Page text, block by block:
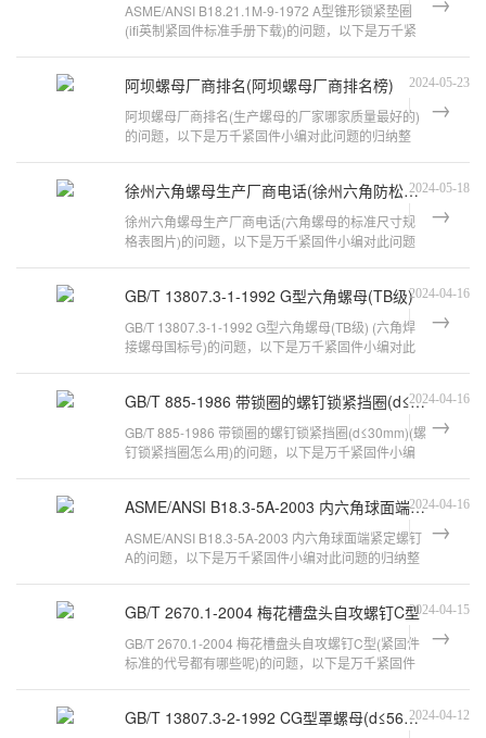
ASME/ANSI B18.21.1M-9-1972 A型锥形锁紧垫圈
(ifi英制紧固件标准手册下载)的问题，以下是万千紧
阿坝螺母厂商排名(阿坝螺母厂商排名榜) 2024-05-23
阿坝螺母厂商排名(生产螺母的厂家哪家质量最好的)
的问题，以下是万千紧固件小编对此问题的归纳整
徐州六角螺母生产厂商电话(徐州六角防松螺母批发价格)
2024-05-18
徐州六角螺母生产厂商电话(六角螺母的标准尺寸规
格表图片)的问题，以下是万千紧固件小编对此问题
GB/T 13807.3-1-1992 G型六角螺母(TB级)2024-04-16
GB/T 13807.3-1-1992 G型六角螺母(TB级) (六角焊
接螺母国标号)的问题，以下是万千紧固件小编对此
GB/T 885-1986 带锁圈的螺钉锁紧挡圈(d≤30mm)
2024-04-16
GB/T 885-1986 带锁圈的螺钉锁紧挡圈(d≤30mm)(螺
钉锁紧挡圈怎么用)的问题，以下是万千紧固件小编
ASME/ANSI B18.3-5A-2003 内六角球面端紧定螺钉 A
2024-04-16
ASME/ANSI B18.3-5A-2003 内六角球面端紧定螺钉
A的问题，以下是万千紧固件小编对此问题的归纳整
GB/T 2670.1-2004 梅花槽盘头自攻螺钉C型2024-04-15
GB/T 2670.1-2004 梅花槽盘头自攻螺钉C型(紧固件
标准的代号都有哪些呢)的问题，以下是万千紧固件
GB/T 13807.3-2-1992 CG型罩螺母(d≤56mm) 表2
2024-04-12